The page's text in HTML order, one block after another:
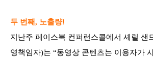
두 번째, 노출량!
지난주 페이스북 컨퍼런스콜에서 셰릴 샌
영책임자)는 “동영상 콘텐츠는 이용자가